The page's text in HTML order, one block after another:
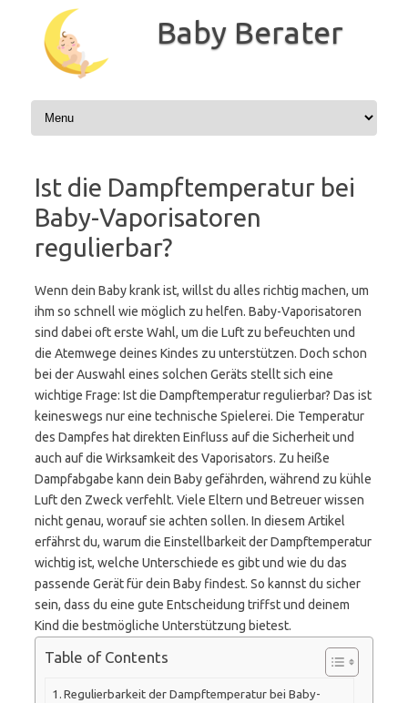
Inhalt
springen
Baby Berater
Ist die Dampftemperatur bei
Baby-Vaporisatoren
regulierbar?
Wenn dein Baby krank ist, willst du alles richtig machen, um
ihm so schnell wie möglich zu helfen. Baby-Vaporisatoren
sind dabei oft erste Wahl, um die Luft zu befeuchten und
die Atemwege deines Kindes zu unterstützen. Doch schon
bei der Auswahl eines solchen Geräts stellt sich eine
wichtige Frage: Ist die Dampftemperatur regulierbar? Das ist
keineswegs nur eine technische Spielerei. Die Temperatur
des Dampfes hat direkten Einfluss auf die Sicherheit und
auch auf die Wirksamkeit des Vaporisators. Zu heiße
Dampfabgabe kann dein Baby gefährden, während zu kühle
Luft den Zweck verfehlt. Viele Eltern und Betreuer wissen
nicht genau, worauf sie achten sollen. In diesem Artikel
erfährst du, warum die Einstellbarkeit der Dampftemperatur
wichtig ist, welche Unterschiede es gibt und wie du das
passende Gerät für dein Baby findest. So kannst du sicher
sein, dass du eine gute Entscheidung triffst und deinem
Kind die bestmögliche Unterstützung bietest.
Table of Contents
Regulierbarkeit der Dampftemperatur bei Baby-